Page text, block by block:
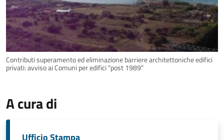
Contributi superamento ed eliminazione barriere architettoniche edifici
privati: avviso ai Comuni per edifici "post 1989"
A cura di